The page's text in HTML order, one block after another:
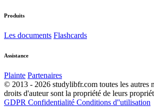
Produits
Les documents Flashcards
Assistance
Plainte Partenaires
© 2013 - 2026 studylibfr.com toutes les autres
droits d'auteur sont la propriété de leurs
GDPR Confidentialité Conditions d''utilisation